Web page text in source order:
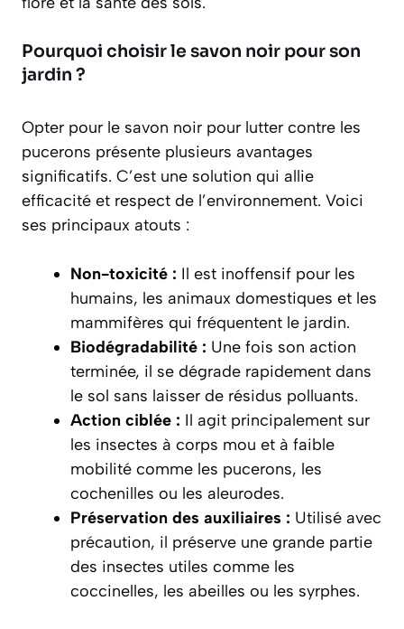
Pourquoi choisir le savon noir pour son
jardin ?
Opter pour le savon noir pour lutter contre les
pucerons présente plusieurs avantages
significatifs. C’est une solution qui allie
efficacité et respect de l’environnement. Voici
ses principaux atouts :
Non-toxicité : Il est inoffensif pour les
humains, les animaux domestiques et les
mammifères qui fréquentent le jardin.
Biodégradabilité : Une fois son action
terminée, il se dégrade rapidement dans
le sol sans laisser de résidus polluants.
Action ciblée : Il agit principalement sur
les insectes à corps mou et à faible
mobilité comme les pucerons, les
cochenilles ou les aleurodes.
Préservation des auxiliaires : Utilisé avec
précaution, il préserve une grande partie
des insectes utiles comme les
coccinelles, les abeilles ou les syrphes.